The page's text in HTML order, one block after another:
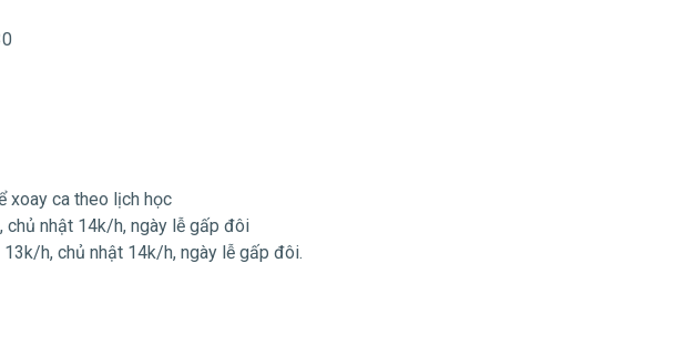
xoay ca theo lịch học
nhật 14k/h, ngày lễ gấp đôi
h, chủ nhật 14k/h, ngày lễ gấp đôi.